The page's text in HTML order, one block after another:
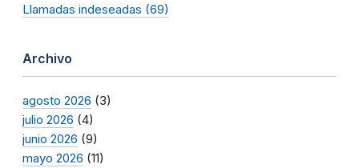
Llamadas indeseadas (69)
Archivo
agosto 2026 (3)
julio 2026 (4)
junio 2026 (9)
mayo 2026 (11)